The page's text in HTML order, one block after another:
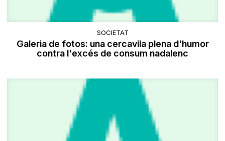
SOCIETAT
Galeria de fotos: una cercavila plena d'humor
contra l'excés de consum nadalenc